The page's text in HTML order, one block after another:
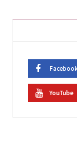
YouTube